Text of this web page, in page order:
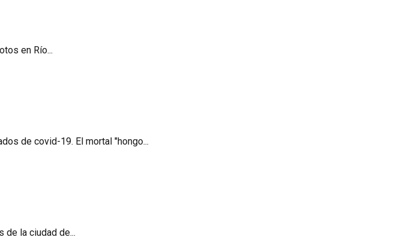
en Río...
de covid-19. El mortal "hongo...
de la ciudad de...